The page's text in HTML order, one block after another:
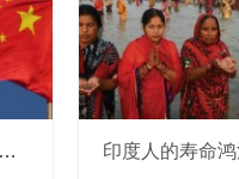
中印企业彼此押注对方国家